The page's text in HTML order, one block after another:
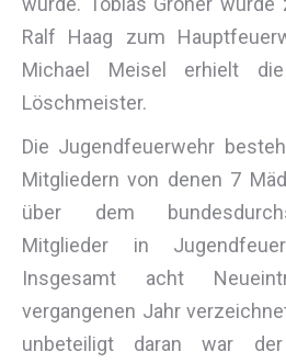
Ralf Haag zum
Michael Meisel erhielt
Löschmeister.
Die Jugendfeuerwehr
Mitgliedern von denen 7
über dem
Mitglieder in
Insgesamt acht
vergangenen Jahr
unbeteiligt daran war